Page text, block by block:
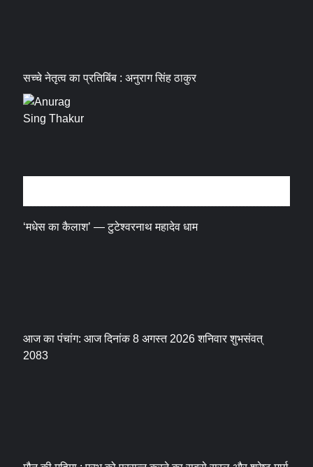
सच्चे नेतृत्व का प्रतिबिंब : अनुराग सिंह ठाकुर
‘मधेस का कैलाश’ — टुटेश्वरनाथ महादेव धाम
आज का पंचांग: आज दिनांक 8 अगस्त 2026 शनिवार शुभसंवत्
2083